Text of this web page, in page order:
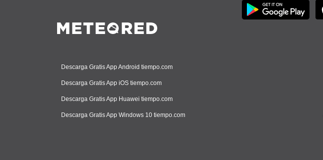
Descarga Gratis App Android tiempo.com
Descarga Gratis App iOS tiempo.com
Descarga Gratis App Huawei tiempo.com
Descarga Gratis App Windows 10 tiempo.com